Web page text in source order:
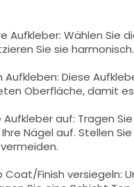
Aufkleber: Wählen Sie
Sie sie harmonisch.
Aufkleben: Diese
Oberfläche, damit
Aufkleber auf: Tragen
Nägel auf. Stellen
Coat/Finish versiegeln: